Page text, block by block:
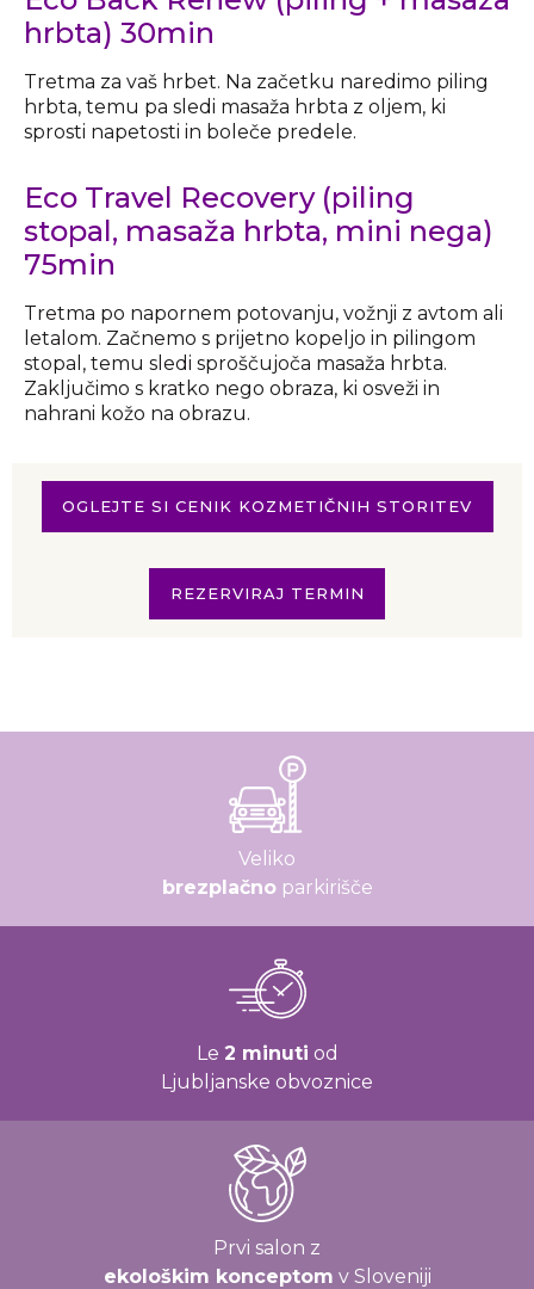
hrbta) 30min
Tretma za vaš hrbet. Na začetku naredimo piling
hrbta, temu pa sledi masaža hrbta z oljem, ki
sprosti napetosti in boleče predele.
Eco Travel Recovery (piling
stopal, masaža hrbta, mini nega)
75min
Tretma po napornem potovanju, vožnji z avtom ali
letalom. Začnemo s prijetno kopeljo in pilingom
stopal, temu sledi sproščujoča masaža hrbta.
Zaključimo s kratko nego obraza, ki osveži in
nahrani kožo na obrazu.
OGLEJTE SI CENIK KOZMETIČNIH STORITEV
REZERVIRAJ TERMIN
Veliko
brezplačnoparkirišče
Le 2 minuti od
Ljubljanske obvoznice
Prvi salon z
ekološkim konceptom v Sloveniji